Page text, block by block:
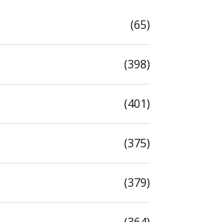
(65)
(398)
(401)
(375)
(379)